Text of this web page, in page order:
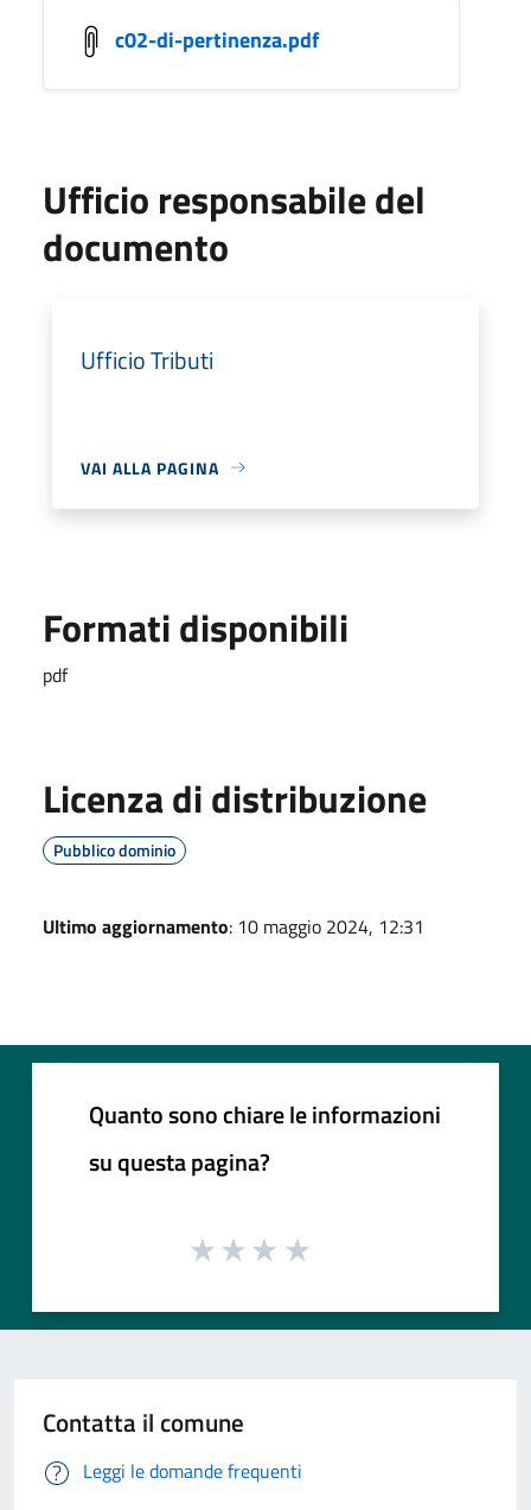
c02-di-pertinenza.pdf
Ufficio responsabile del
documento
Ufficio Tributi
VAI ALLA PAGINA
Formati disponibili
pdf
Licenza di distribuzione
Pubblico dominio
Ultimo aggiornamento: 10 maggio 2024, 12:31
Quanto sono chiare le informazioni
su questa pagina?
Contatta il comune
Leggi le domande frequenti